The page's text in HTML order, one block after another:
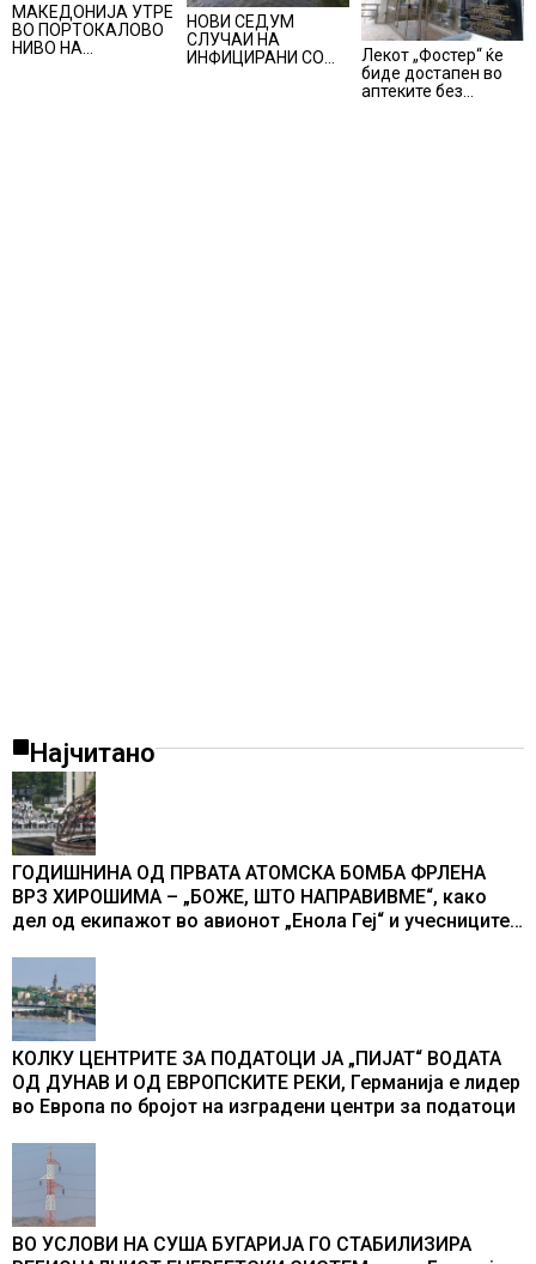
МАКЕДОНИЈА УТРЕ
ВО ПОРТОКАЛОВО
НИВО НА
НОВИ СЕДУМ
СЛУЧАИ НА
ИНФИЦИРАНИ СО
Лекот „Фостер“ ќе
биде достапен во
аптеките без
Најчитано
ГОДИШНИНА ОД ПРВАТА АТОМСКА БОМБА ФРЛЕНА
ВРЗ ХИРОШИМА – „БОЖЕ, ШТО НАПРАВИВМЕ“, како
дел од екипажот во авионот „Енола Геј“ и учесниците
промени текот на историјата
КОЛКУ ЦЕНТРИТЕ ЗА ПОДАТОЦИ ЈА „ПИЈАТ“ ВОДАТА
ОД ДУНАВ И ОД ЕВРОПСКИТЕ РЕКИ, Германија е лидер
во Европа по бројот на изградени центри за податоци
ВО УСЛОВИ НА СУША БУГАРИЈА ГО СТАБИЛИЗИРА